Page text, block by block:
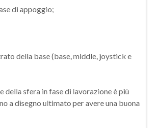
di appoggio;
della base (base, middle, joystick e
sfera in fase di lavorazione è più
a disegno ultimato per avere una buona